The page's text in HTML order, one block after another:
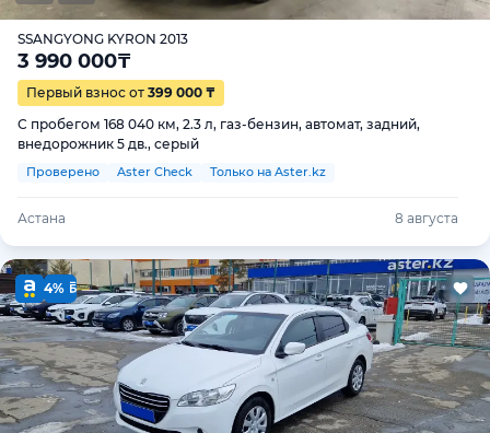
SSANGYONG KYRON 2013
3 990 000₸
Первый взнос от 399 000 ₸
С пробегом 168 040 км, 2.3 л, газ-бензин, автомат, задний,
внедорожник 5 дв., серый
Проверено Aster Check Только на Aster.kz
Астана 8 августа
4%